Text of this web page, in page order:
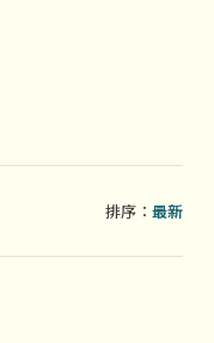
排序：最新